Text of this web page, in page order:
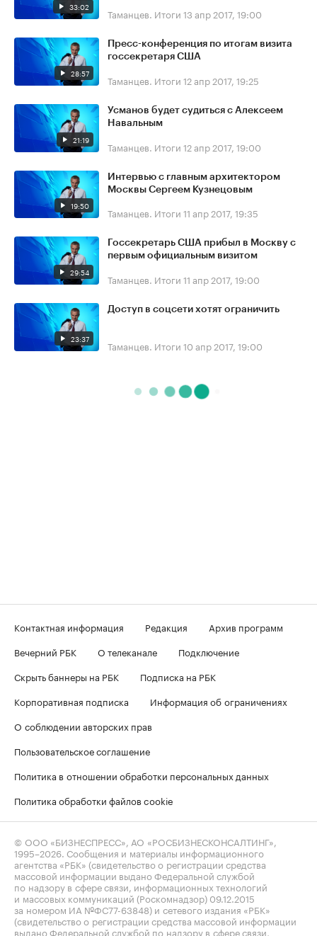
33:02 Таманцев. Итоги 13 апр 2017, 19:00
28:57
Пресс-конференция по итогам визита
госсекретаря США
Таманцев. Итоги 12 апр 2017, 19:25
21:19
Усманов будет судиться с Алексеем
Навальным
Таманцев. Итоги 12 апр 2017, 19:00
19:50
Интервью с главным архитектором
Москвы Сергеем Кузнецовым
Таманцев. Итоги 11 апр 2017, 19:35
29:54
Госсекретарь США прибыл в Москву с
первым официальным визитом
Таманцев. Итоги 11 апр 2017, 19:00
23:37
Доступ в соцсети хотят ограничить
Таманцев. Итоги 10 апр 2017, 19:00
Контактная информация Редакция
Архив программ
Вечерний РБК
О телеканале
Подключение
Скрыть баннеры на РБК
Подписка на РБК
Корпоративная подписка
Информация об ограничениях
О соблюдении авторских прав
Пользовательское соглашение
Политика в отношении обработки персональных данных
Политика обработки файлов cookie
© ООО «БИЗНЕСПРЕСС», АО «РОСБИЗНЕСКОНСАЛТИНГ»,
1995–2026 . Сообщения и материалы информационного
агентства «РБК» (свидетельство о регистрации средства
массовой информации выдано Федеральной службой
по надзору в сфере связи, информационных технологий
и массовых коммуникаций (Роскомнадзор) 09.12.2015
за номером ИА №ФС77-63848) и сетевого издания «РБК»
(свидетельство о регистрации средства массовой информации
выдано Федеральной службой по надзору в сфере связи,